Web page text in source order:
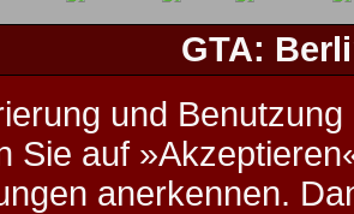
GTA:
und
Sie auf
anerkennen.